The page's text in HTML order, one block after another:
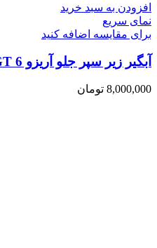
افزودن به سبد خرید
نمای سریع
برای مقایسه اضافه کنید
آبگیر زیر سپر جلو آریزو 6 GT
8,000,000 تومان